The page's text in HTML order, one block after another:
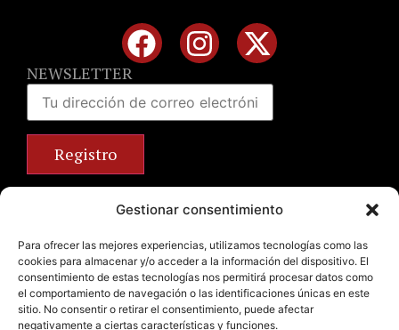
Gestionar consentimiento
Para ofrecer las mejores experiencias, utilizamos tecnologías como las
cookies para almacenar y/o acceder a la información del dispositivo. El
consentimiento de estas tecnologías nos permitirá procesar datos como
el comportamiento de navegación o las identificaciones únicas en este
sitio. No consentir o retirar el consentimiento, puede afectar
negativamente a ciertas características y funciones.
NEWSLETTER
+34 963 672 314
info@emilianobodega.com
Parking gratuito